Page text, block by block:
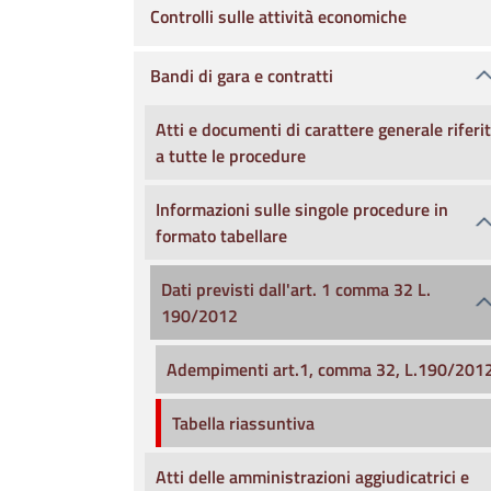
Controlli sulle attività economiche
Bandi di gara e contratti
Atti e documenti di carattere generale
a tutte le procedure
Informazioni sulle singole procedure in
formato tabellare
Dati previsti dall'art. 1 comma 32 L.
190/2012
Adempimenti art.1, comma 32, L.190/
Tabella riassuntiva
Atti delle amministrazioni aggiudicatrici e